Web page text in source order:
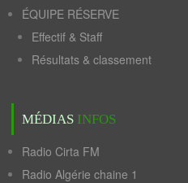
ÉQUIPE RÉSERVE
Effectif & Staff
Résultats & classement
MÉDIAS INFOS
Radio Cirta FM
Radio Algérie chaine 1